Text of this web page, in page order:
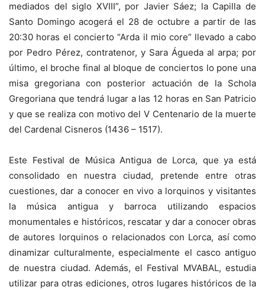
mediados del siglo XVIII”, por Javier Sáez; la Capilla de
Santo Domingo acogerá el 28 de octubre a partir de las
20:30 horas el concierto “Arda il mio core” llevado a cabo
por Pedro Pérez, contratenor, y Sara Águeda al arpa; por
último, el broche final al bloque de conciertos lo pone una
misa gregoriana con posterior actuación de la Schola
Gregoriana que tendrá lugar a las 12 horas en San Patricio
y que se realiza con motivo del V Centenario de la muerte
del Cardenal Cisneros (1436 – 1517).
Este Festival de Música Antigua de Lorca, que ya está
consolidado en nuestra ciudad, pretende entre otras
cuestiones, dar a conocer en vivo a lorquinos y visitantes
la música antigua y barroca utilizando espacios
monumentales e históricos, rescatar y dar a conocer obras
de autores lorquinos o relacionados con Lorca, así como
dinamizar culturalmente, especialmente el casco antiguo
de nuestra ciudad. Además, el Festival MVABAL, estudia
utilizar para otras ediciones, otros lugares históricos de la